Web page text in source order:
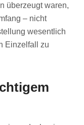
überzeugt waren,
– nicht
wesentlich
Einzelfall zu